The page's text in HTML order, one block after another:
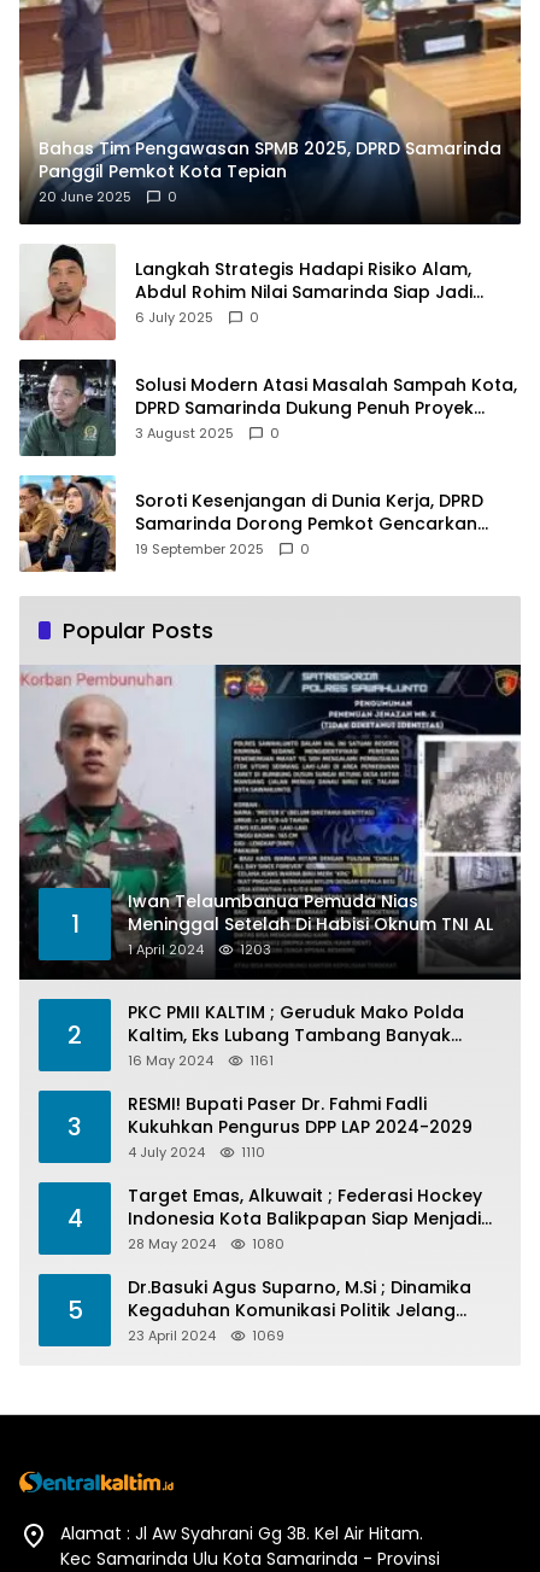
Bahas Tim Pengawasan SPMB 2025, DPRD Samarinda
Panggil Pemkot Kota Tepian
20 June 2025 0
Langkah Strategis Hadapi Risiko Alam,
Abdul Rohim Nilai Samarinda Siap Jadi
Pusat Logistik Bencana Kalimantan
6 July 2025 0
Solusi Modern Atasi Masalah Sampah Kota,
DPRD Samarinda Dukung Penuh Proyek
PLTSA
3 August 2025 0
Soroti Kesenjangan di Dunia Kerja, DPRD
Samarinda Dorong Pemkot Gencarkan
Pemberdayaan Perempuan
19 September 2025 0
Popular Posts
1
Iwan Telaumbanua Pemuda Nias
Meninggal Setelah Di Habisi Oknum TNI AL
1 April 2024 1203
2
PKC PMII KALTIM ; Geruduk Mako Polda
Kaltim, Eks Lubang Tambang Banyak
Menelan Korban
16 May 2024 1161
3
RESMI! Bupati Paser Dr. Fahmi Fadli
Kukuhkan Pengurus DPP LAP 2024-2029
4 July 2024 1110
4
Target Emas, Alkuwait ; Federasi Hockey
Indonesia Kota Balikpapan Siap Menjadi
Barometer Prestasi Di Kaltim
28 May 2024 1080
5
Dr.Basuki Agus Suparno, M.Si ; Dinamika
Kegaduhan Komunikasi Politik Jelang
Pesta Politik 2024
23 April 2024 1069
Alamat : Jl Aw Syahrani Gg 3B. Kel Air Hitam.
Kec Samarinda Ulu Kota Samarinda - Provinsi